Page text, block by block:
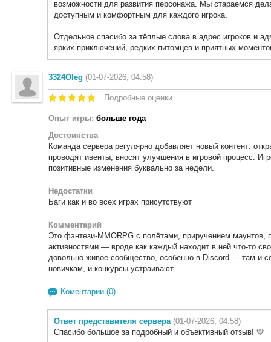
возможности для развития персонажа. Мы стараемся
доступным и комфортным для каждого игрока.
Отдельное спасибо за тёплые слова в адрес игроков и
ярких приключений, редких питомцев и приятных
3324Oleg (01-07-2026, 04:58)
Подробные оценки
Опыт игры: больше года
Достоинства
Команда сервера регулярно добавляет новый контент:
проводят ивенты, вносят улучшения в игровой процесс.
позитивные изменения буквально за недели.
Недостатки
Баги как и во всех играх присутствуют
Комментарий
Это фэнтези‑MMORPG с полётами, приручением
активностями — вроде как каждый находит в ней что‑то
довольно живое сообщество, особенно в Discord — там и
новичкам, и конкурсы устраивают.
Коментарии (0)
Ответ представителя сервера (01-07-2026, 04:58)
Спасибо большое за подробный и объективный отзыв! 💛